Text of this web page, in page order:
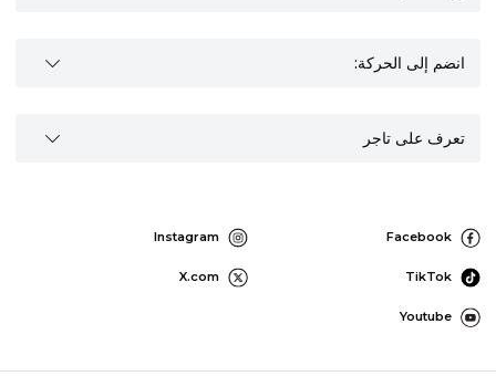
انضم إلى الحركة:
تعرف على تاجر
Facebook
Instagram
TikTok
X.com
Youtube